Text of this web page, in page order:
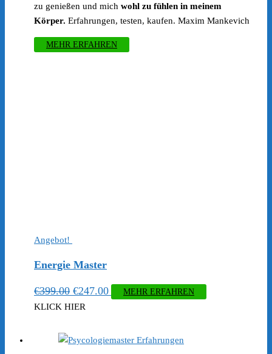
zu genießen und mich wohl zu fühlen in meinem
Körper. Erfahrungen, testen, kaufen. Maxim Mankevich
MEHR ERFAHREN
Angebot!
Energie Master
€399.00 Ursprünglicher
Preis
€399.00
€247.00Aktueller
€247.00.
MEHR ERFAHREN
KLICK HIER